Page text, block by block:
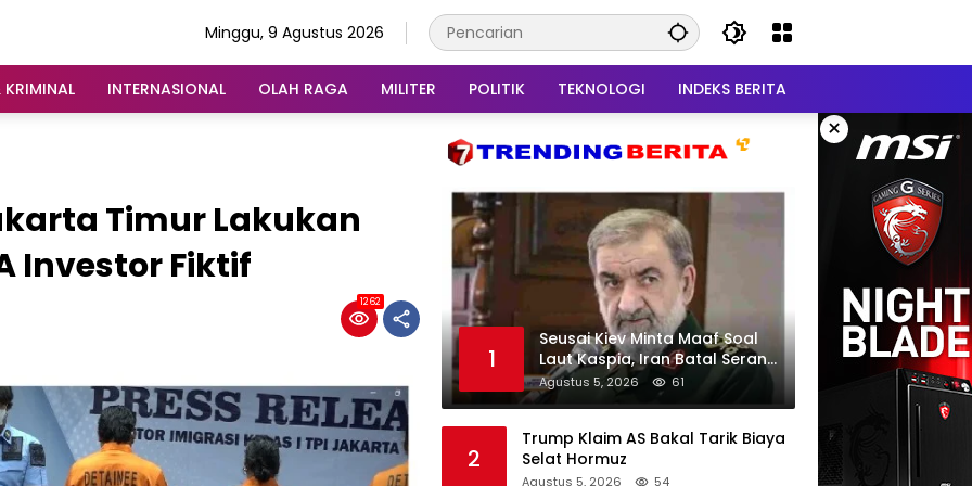
Minggu, 9 Agustus 2026
INTERNASIONAL OLAH RAGA MILITER POLITIK TEKNOLOGI INDEKS BERITA
×
Timur Lakukan
Investor Fiktif
1262
1
Seusai Kiev Minta Maaf Soal
Laut Kaspia, Iran Batal Serang
Ukraina
Agustus 5, 2026 61
2
Trump Klaim AS Bakal Tarik Biaya
Selat Hormuz
Agustus 5, 2026 54